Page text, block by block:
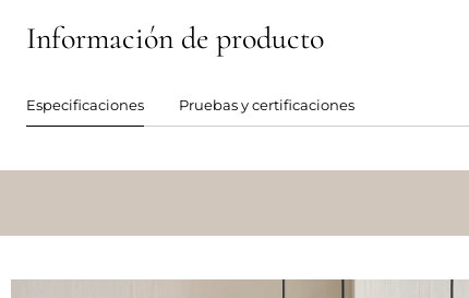
Información de producto
Especificaciones Pruebas y certificaciones